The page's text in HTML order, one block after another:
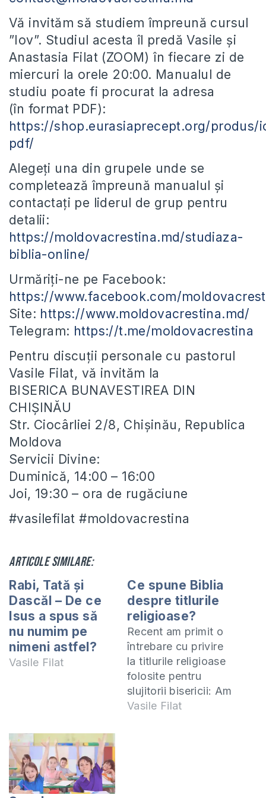
Vă invităm să studiem împreună cursul
”Iov”. Studiul acesta îl predă Vasile și
Anastasia Filat (ZOOM) în fiecare zi de
miercuri la orele 20:00. Manualul de
studiu poate fi procurat la adresa
(în format PDF):
https://shop.eurasiaprecept.org/produs/
pdf/
Alegeți una din grupele unde se
completează împreună manualul și
contactați pe liderul de grup pentru
detalii:
https://moldovacrestina.md/studiaza-
biblia-online/
Urmăriți-ne pe Facebook:
https://www.facebook.com/
Site: https://www.moldovacrestina.md/
Telegram: https://t.me/moldovacrestina
Pentru discuții personale cu pastorul
Vasile Filat, vă invităm la
BISERICA BUNAVESTIREA DIN
CHIȘINĂU
Str. Ciocârliei 2/8, Chișinău, Republica
Moldova
Servicii Divine:
Duminică, 14:00 – 16:00
Joi, 19:30 – ora de rugăciune
#vasilefilat #moldovacrestina
Articole similare:
Rabi, Tată şi
Dascăl – De ce
Isus a spus să
nu numim pe
nimeni astfel?
Vasile Filat
Ce spune Biblia
despre titlurile
religioase?
Recent am primit o
întrebare cu privire
la titlurile religioase
folosite pentru
slujitorii bisericii: Am
o întrebare
Vasile Filat